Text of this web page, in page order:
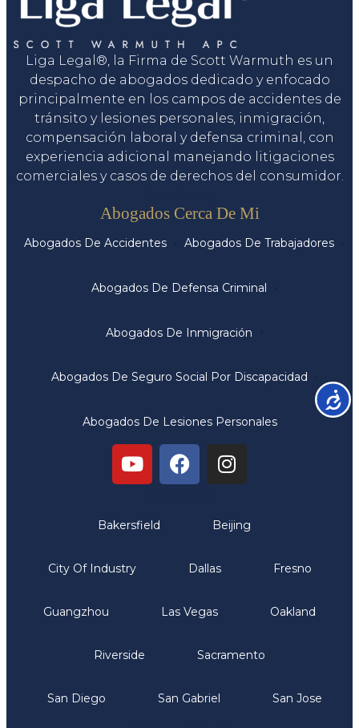
Liga Legal®, la Firma de Scott Warmuth es un
despacho de abogados dedicado y enfocado
principalmente en los campos de accidentes de
tránsito y lesiones personales, inmigración,
compensación laboral y defensa criminal, con
experiencia adicional manejando litigaciones
comerciales y casos de derechos del consumidor.
Abogados Cerca De Mi
Abogados De Accidentes Abogados De Trabajadores
Abogados De Defensa Criminal
Abogados De Inmigración
Abogados De Seguro Social Por Discapacidad
Abogados De Lesiones Personales
Bakersfield Beijing
City Of Industry Dallas Fresno
Guangzhou Las Vegas Oakland
Riverside Sacramento
San Diego San Gabriel San Jose